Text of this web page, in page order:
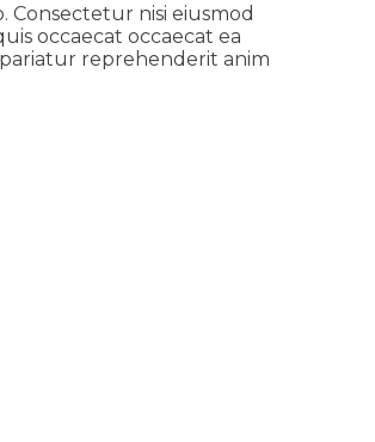
nisi eiusmod
occaecat occaecat ea
reprehenderit anim